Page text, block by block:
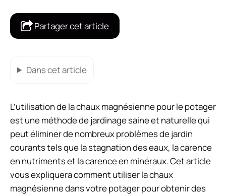
Partager cet article
Dans cet article
L’utilisation de la chaux magnésienne pour le potager
est une méthode de jardinage saine et naturelle qui
peut éliminer de nombreux problèmes de jardin
courants tels que la stagnation des eaux, la carence
en nutriments et la carence en minéraux. Cet article
vous expliquera comment utiliser la chaux
magnésienne dans votre potager pour obtenir des